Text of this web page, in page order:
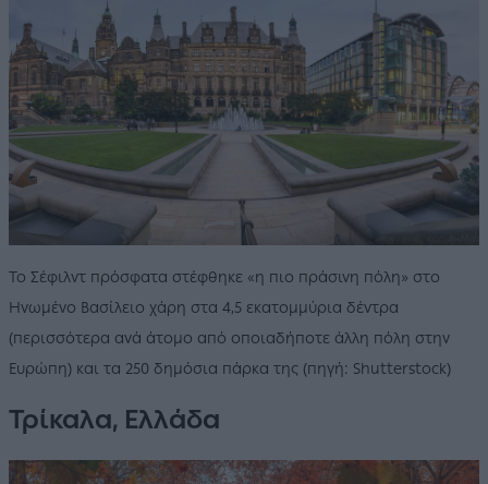
Το Σέφιλντ πρόσφατα στέφθηκε «η πιο πράσινη πόλη» στο
Ηνωμένο Βασίλειο χάρη στα 4,5 εκατομμύρια δέντρα
(περισσότερα ανά άτομο από οποιαδήποτε άλλη πόλη στην
Ευρώπη) και τα 250 δημόσια πάρκα της (πηγή: Shutterstock)
Τρίκαλα, Ελλάδα